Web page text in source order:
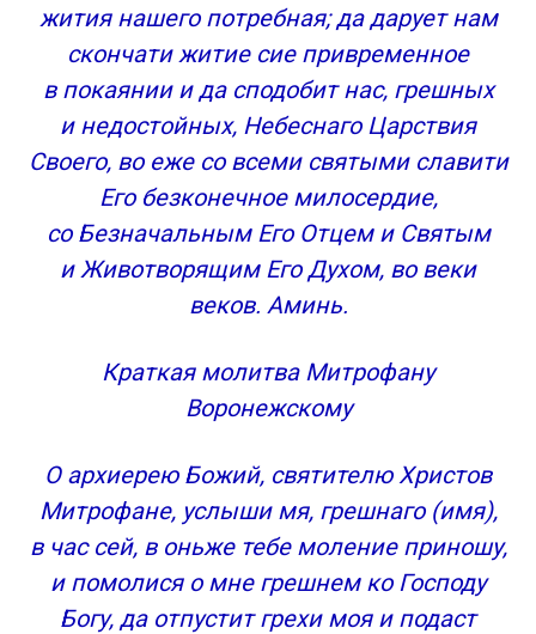
жития нашего потребная; да дарует нам
скончати житие сие привременное
в покаянии и да сподобит нас, грешных
и недостойных, Небеснаго Царствия
Своего, во еже со всеми святыми славити
Его безконечное милосердие,
со Безначальным Его Отцем и Святым
и Животворящим Его Духом, во веки
веков. Аминь.
Краткая молитва Митрофану
Воронежскому
О архиерею Божий, святителю Христов
Митрофане, услыши мя, грешнаго (имя),
в час сей, в оньже тебе моление приношу,
и помолися о мне грешнем ко Господу
Богу, да отпустит грехи моя и подаст